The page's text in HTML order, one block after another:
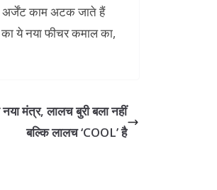
अर्जेंट काम अटक जाते हैं
ये नया फीचर कमाल का,
मंत्र, लालच बुरी बला नहीं
बल्कि लालच ‘COOL’ है